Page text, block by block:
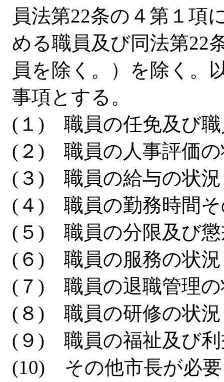
員法第22条の４第１項
める職員及び同法第22
員を除く。）を除く。
事項とする。
(１) 職員の任免及び職
(２) 職員の人事評価の
(３) 職員の給与の状況
(４) 職員の勤務時間そ
(５) 職員の分限及び懲
(６) 職員の服務の状況
(７) 職員の退職管理の
(８) 職員の研修の状況
(９) 職員の福祉及び利
(10) その他市長が必